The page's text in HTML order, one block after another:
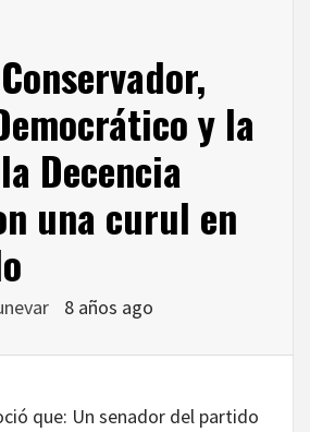
y la
Decencia
una curul en
8 años ago
que: Un senador del partido